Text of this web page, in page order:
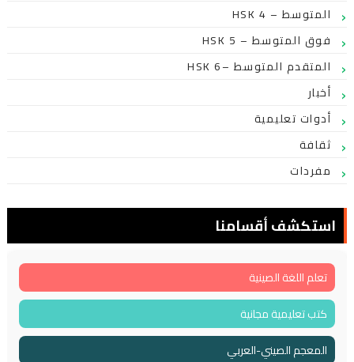
HSK 4 – المتوسط
HSK 5 – فوق المتوسط
HSK 6– المتقدم المتوسط
أخبار
أدوات تعليمية
ثقافة
مفردات
استكشف أقسامنا
تعلم اللغة الصينية
كتب تعليمية مجانية
المعجم الصيني-العربي